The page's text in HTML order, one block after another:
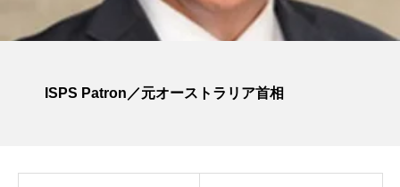
ISPS Patron／元オーストラリア首相